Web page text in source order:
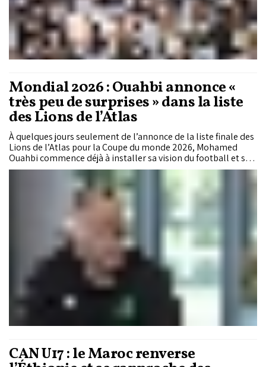
Mondial 2026 : Ouahbi annonce «
très peu de surprises » dans la liste
des Lions de l’Atlas
À quelques jours seulement de l’annonce de la liste finale des
Lions de l’Atlas pour la Coupe du monde 2026, Mohamed
Ouahbi commence déjà à installer sa vision du football et sa
méthode de travail. Contrôle du jeu, intensité tactique,
concurrence ouverte, gestion physique des cadres et
nouveaux choix dans le staff technique… Le nouveau
sélectionneur marocain veut construire une équipe capable
de s’adapter à tous les scénarios avant le grand rendez-vous
CAN U17 : le Maroc renverse